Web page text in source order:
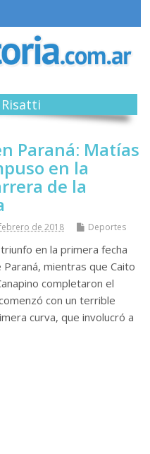
Paraná: Matías
en la
de la
de 2018 Deportes
en la primera fecha
mientras que Caito
completaron el
con un terrible
curva, que involucró a